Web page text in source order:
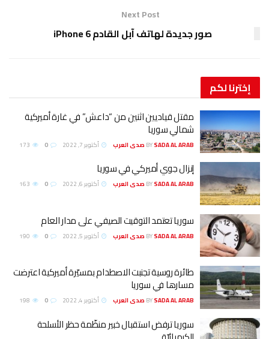
Next Post
صور جديدة لهاتف آبل القادم iPhone 6
إخترنالكم
مقتل قياديين اثنين من “داعش” في غارة أميركية
شمالي سوريا
BYSADA AL ARAB صدى العرب أكتوبر 7, 2022
إنزال جوي أميركي في سوريا
BYSADA AL ARAB صدى العرب أكتوبر 6, 2022
سوريا تعتمد التوقيت الصيفي على مدار العام
BYSADA AL ARAB صدى العرب أكتوبر 5, 2022
طائرة روسية تجنبت الاصطدام بمسيّرة أميركية اعترضت
مسارها في سوريا
BYSADA AL ARAB صدى العرب أكتوبر 4, 2022
سوريا ترفض استقبال خبير منظّمة حظر الأسلحة